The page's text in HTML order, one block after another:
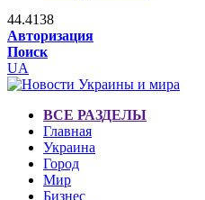
44.4138
Авторизация
Поиск
UA
ВСЕ РАЗДЕЛЫ
Главная
Украина
Город
Мир
Бизнес